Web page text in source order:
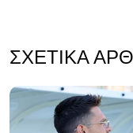
ΣΧΕΤΙΚΆ